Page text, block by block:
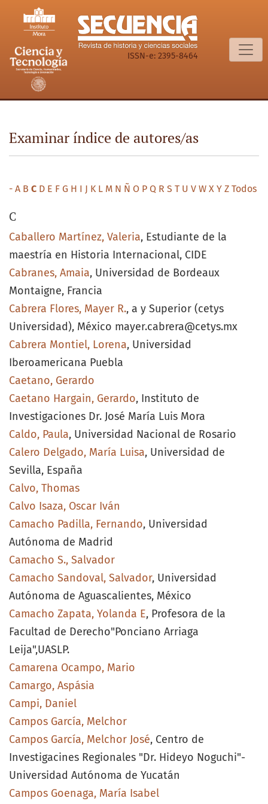
Examinar índice de autores/as
ISSN-e: 2395-8464
Examinar índice de autores/as
- A B C D E F G H I J K L M N Ñ O P Q R S T U V W X Y Z Todos
C
Caballero Martínez, Valeria, Estudiante de la
maestría en Historia Internacional, CIDE
Cabranes, Amaia, Universidad de Bordeaux
Montaigne, Francia
Cabrera Flores, Mayer R., a y Superior (cetys
Universidad), México mayer.cabrera@cetys.mx
Cabrera Montiel, Lorena, Universidad
Iberoamericana Puebla
Caetano, Gerardo
Caetano Hargain, Gerardo, Instituto de
Investigaciones Dr. José María Luis Mora
Caldo, Paula, Universidad Nacional de Rosario
Calero Delgado, María Luisa, Universidad de
Sevilla, España
Calvo, Thomas
Calvo Isaza, Oscar Iván
Camacho Padilla, Fernando, Universidad
Autónoma de Madrid
Camacho S., Salvador
Camacho Sandoval, Salvador, Universidad
Autónoma de Aguascalientes, México
Camacho Zapata, Yolanda E, Profesora de la
Facultad de Derecho"Ponciano Arriaga
Leija",UASLP.
Camarena Ocampo, Mario
Camargo, Aspásia
Campi, Daniel
Campos García, Melchor
Campos García, Melchor José, Centro de
Investigacines Regionales "Dr. Hideyo Noguchi"-
Universidad Autónoma de Yucatán
Campos Goenaga, María Isabel